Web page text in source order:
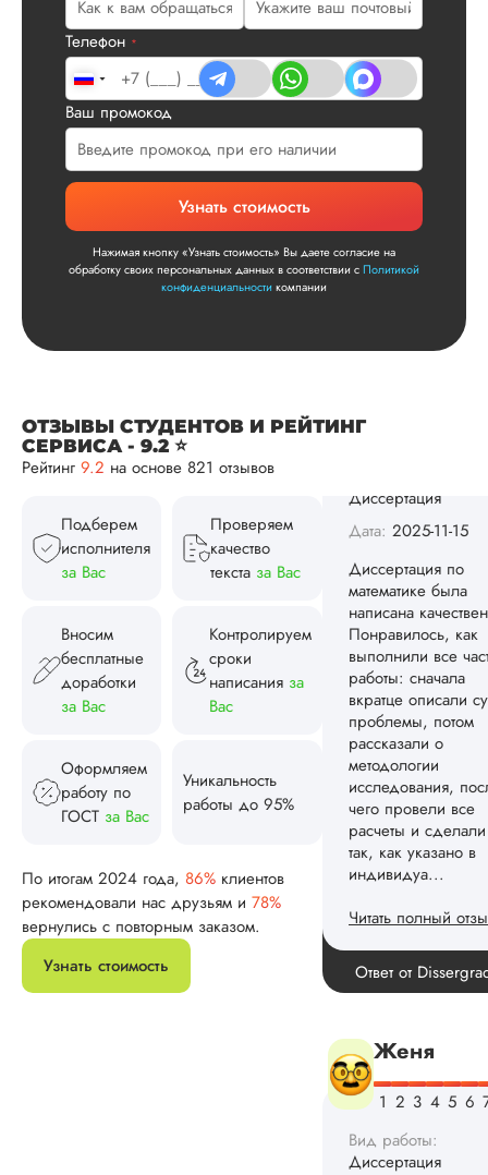
Телефон *
Ваш промокод
Узнать стоимость
Нажимая кнопку «Узнать стоимость» Вы даете согласие на
обработку своих персональных данных в соответствии сПолитикой
конфиденциальностикомпании
ОТЗЫВЫ СТУДЕНТОВ И РЕЙТИНГ
СЕРВИСА - 9.2 ⭐
Рейтинг 9.2 на основе 821 отзывов
Подберем
исполнителя
за Вас
Проверяем
качество
текста за Вас
Вносим
бесплатные
доработки
за Вас
Контролируем
сроки
написания за
Вас
Оформляем
работу по
ГОСТ за Вас
Уникальность
работы до 95%
По итогам 2024 года, 86% клиентов
рекомендовали нас друзьям и 78%
вернулись с повторным заказом.
Узнать стоимость
Вид работы:
Диссертация
2025-11-15
Диссертация по
математике была
написана
выполнили все
проблемы, потом
рассказали о
чего провели все
расчеты и
Читать полный
Спасибо!
ваши слова
Ответ от
Женя
Вид работы:
Диссертация
Дата:2025-08-03
Заказывал тут
диссертацию. По
срокам и
внушительно, но
выхода не
не успел бы
самостоятельно.
менеджер
держал меня в
о статусе заказа.
Структура
выполнена в...